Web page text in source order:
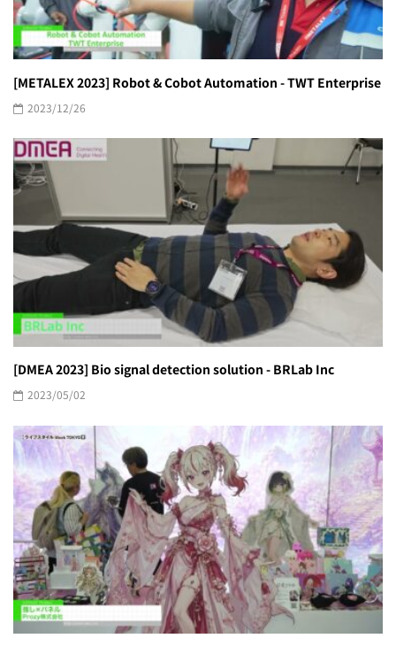
[METALEX 2023] Robot & Cobot Automation - TWT Enterprise
2023/12/26
[DMEA 2023] Bio signal detection solution - BRLab Inc
2023/05/02